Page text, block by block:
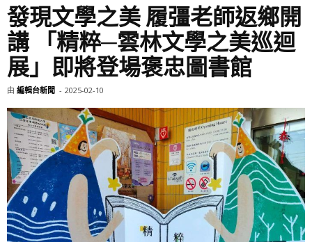
發現文學之美 履彊老師返鄉開
講 「精粹─雲林文學之美巡迴
展」即將登場褒忠圖書館
由 編輯台新聞 - 2025-02-10